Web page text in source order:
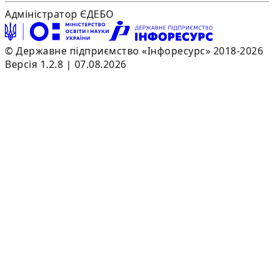
Адміністратор ЄДЕБО
© Державне підприємство «Інфоресурс» 2018-2026
Версія 1.2.8 | 07.08.2026